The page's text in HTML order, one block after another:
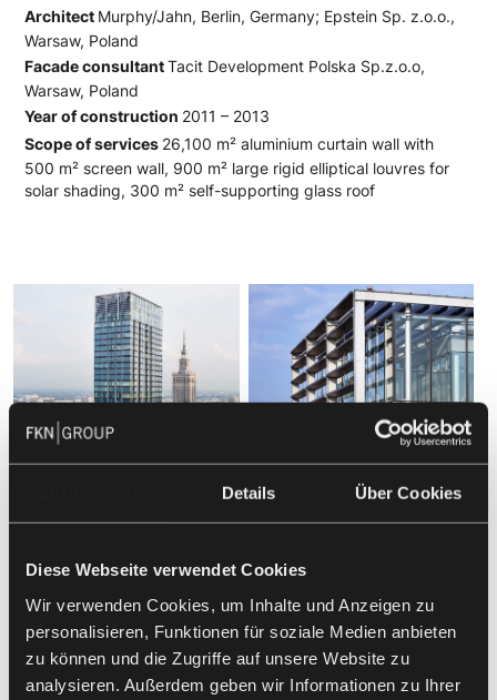
Details Über Cookies
Diese Webseite verwendet Cookies
Wir verwenden Cookies, um Inhalte und Anzeigen zu
personalisieren, Funktionen für soziale Medien anbieten
zu können und die Zugriffe auf unsere Website zu
analysieren. Außerdem geben wir Informationen zu Ihrer
Architect Murphy/Jahn, Berlin, Germany; Epstein Sp. z.o.o.,
Warsaw, Poland
Facade consultantTacit Development Polska Sp.z.o.o,
Warsaw, Poland
Year of construction 2011 – 2013
Scope of services 26,100 m² aluminium curtain wall with
500 m² screen wall, 900 m² large rigid elliptical louvres for
solar shading, 300 m² self-supporting glass roof